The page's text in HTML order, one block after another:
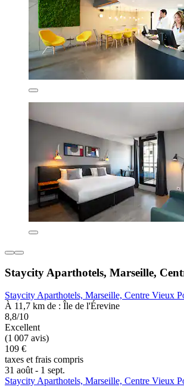
Staycity Aparthotels, Marseille,
Staycity Aparthotels, Marseille, Centre Vieux
À 11,7 km de : Île de l'Érevine
8,8/10
Excellent
(1 007 avis)
109 €
taxes et frais compris
31 août - 1 sept.
Staycity Aparthotels, Marseille, Centre Vieux